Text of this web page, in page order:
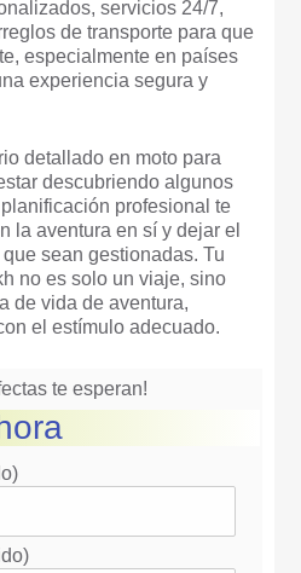
servicios 24/7,
de transporte para que
especialmente en países
experiencia segura y
detallado en moto para
descubriendo algunos
profesional te
la aventura en sí y dejar el
sean gestionadas. Tu
no es solo un viaje, sino
de vida de aventura,
el estímulo adecuado.
te esperan!